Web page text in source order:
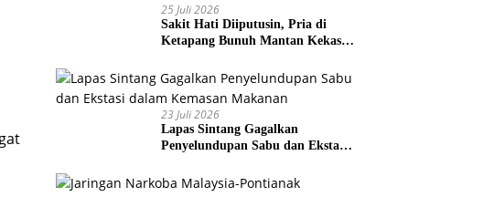
25 Juli 2026
Sakit Hati Diiputusin, Pria di
Ketapang Bunuh Mantan Kekasih
23 Juli 2026
Lapas Sintang Gagalkan
Penyelundupan Sabu dan Ekstasi